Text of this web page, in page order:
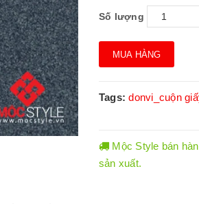
Số lượng
MUA HÀNG
Tags:donvi_cuộn
Mộc Style bán
sản xuất.